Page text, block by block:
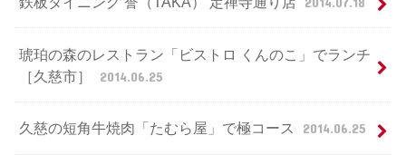
琥珀の森のレストラン「ビストロ くんのこ」でランチ
［久慈市］
2014.06.25
久慈の短角牛焼肉「たむら屋」で極コース 2014.06.25